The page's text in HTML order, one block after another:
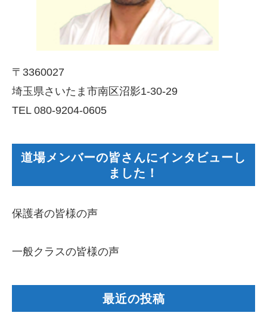
〒3360027
埼玉県さいたま市南区沼影1-30-29
TEL 080-9204-0605
道場メンバーの皆さんにインタビューし
ました！
保護者の皆様の声
一般クラスの皆様の声
最近の投稿